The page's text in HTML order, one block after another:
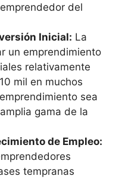
del
Inicial: La
un emprendimiento
relativamente
mil en muchos
sea
gama de la
de Empleo:
tempranas